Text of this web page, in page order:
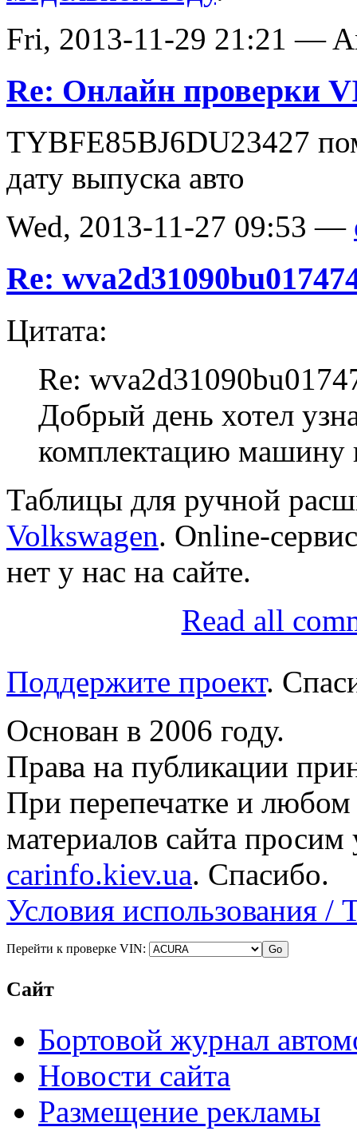
Fri, 2013-11-29 21:21 —
Re: Онлайн проверки
TYBFE85BJ6DU23427
дату выпуска авто
Wed, 2013-11-27 09:53 —
Re:
Цитата:
Re:
Добрый день хотел
комплектацию машину
Таблицы для ручной
Volkswagen. Online-
нет у нас на сайте.
Read all
Поддержите проект.
Основан в 2006 году.
Права на публикации
При перепечатке и
материалов сайта просим
carinfo.kiev.ua. Спасибо.
Условия использования /
Перейти к проверке VIN:
Сайт
Бортовой журнал
Новости сайта
Размещение рекламы